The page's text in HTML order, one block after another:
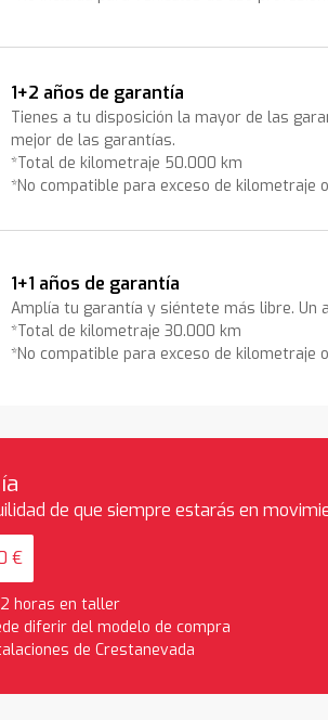
1+2 años de garantía
Tienes a tu disposición la mayor de las
mejor de las garantías.
*Total de kilometraje 50.000 km
*No compatible para exceso de kilometraje
1+1 años de garantía
Amplía tu garantía y siéntete más libre. Un
*Total de kilometraje 30.000 km
*No compatible para exceso de kilometraje
de que siempre estarás en
€
horas en taller
diferir del modelo de compra
de Crestanevada